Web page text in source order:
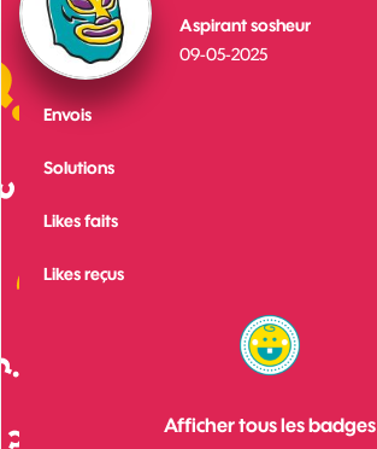
Aspirant sosheur
‎09-05-2025
Envois
Solutions
Likes faits
Likes reçus
Afficher tous les badges